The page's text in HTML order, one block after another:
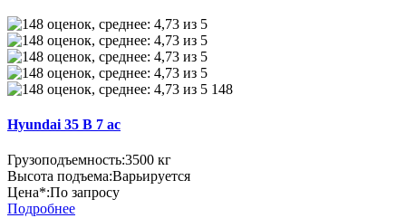
148
Hyundai 35 B 7 ac
Грузоподъемность:3500 кг
Высота подъема:Варьируется
Цена*:По запросу
Подробнее